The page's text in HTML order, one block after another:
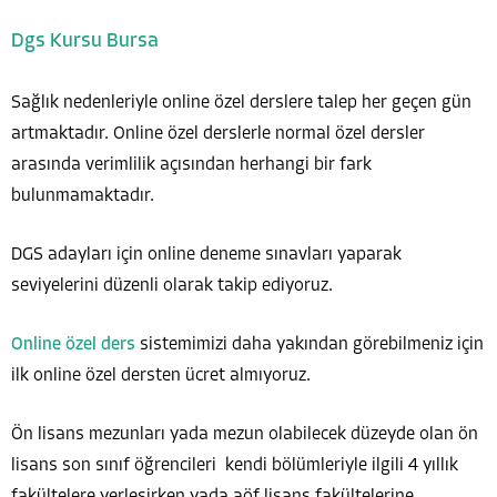
Dgs Kursu Bursa
Sağlık nedenleriyle online özel derslere talep her geçen gün
artmaktadır. Online özel derslerle normal özel dersler
arasında verimlilik açısından herhangi bir fark
bulunmamaktadır.
DGS adayları için online deneme sınavları yaparak
seviyelerini düzenli olarak takip ediyoruz.
Online özel ders sistemimizi daha yakından görebilmeniz için
ilk online özel dersten ücret almıyoruz.
Ön lisans mezunları yada mezun olabilecek düzeyde olan ön
lisans son sınıf öğrencileri kendi bölümleriyle ilgili 4 yıllık